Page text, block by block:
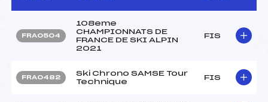
FRA0504
108eme
CHAMPIONNATS DE
FRANCE DE SKI ALPIN
2021
FIS
FRA0482
Ski Chrono SAMSE Tour
Technique
FIS